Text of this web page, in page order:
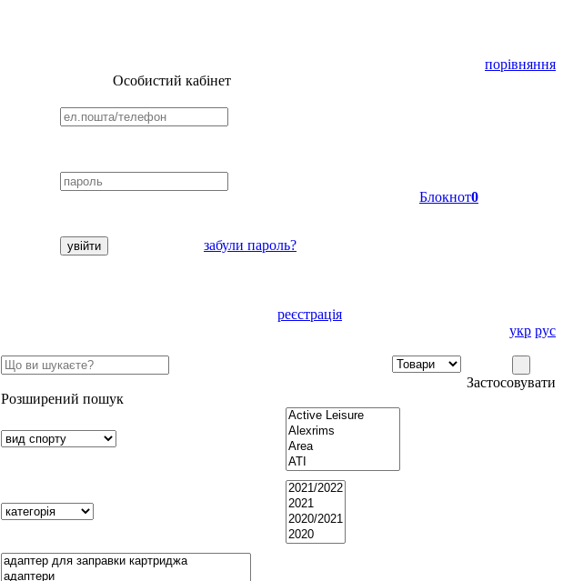
порівняння
Особистий кабінет
забули пароль?
реєстрація
Блокнот0
укр рус
Застосовувати
Розширений пошук